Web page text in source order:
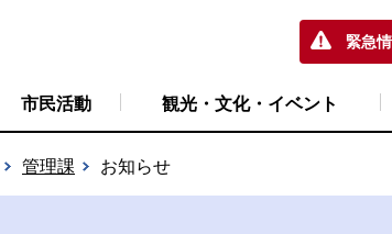
緊急
市民活動 観光・文化・イベント
管理課 お知らせ